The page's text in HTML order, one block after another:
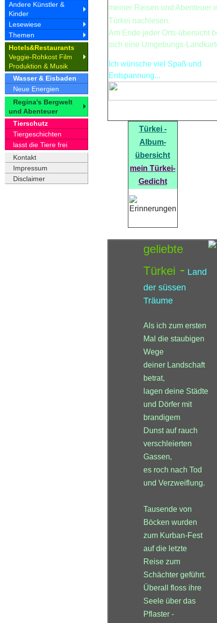
Andere Künstler &
Kinder
Lesewiese
Themen
Hotels&Restaurants
Veggie-Rohkost Film
Produktion & Musik
Wasser & Eisbaden
Neue Energien
Regina's Bergwelt
und Abenteuer
Tierschutz
Tiergeschichten
lasst die Tiere frei
Kontakt
Impressum
Disclaimer
meiner Reisen und Abenteuer
Türkei nachlesen.
Am Ende jeder Orts-übersicht
sich eine Umgebungs-
Ich wünsche viel Spaß und
Entspannung...
Türkei -
Album-
übersicht
mein Türkei-
Gedicht
geliebte
Türkei - Land
der süssen
Träume
Als ich zum ersten
Mal die staubigen
Wege
deiner Landschaft
betrat,
lagen deine Städte
und Dörfer mit
brandigem
Dunst auf rauch
verschleierten
Gassen,
es roch nach Tod
und Verzweiflung.
Tausende von
Böcken wurden
zum Kurban-Fest
auf die letzte
Reise zum
Schächter geführt.
Überall floss ihre
Seele über das
Pflaster -